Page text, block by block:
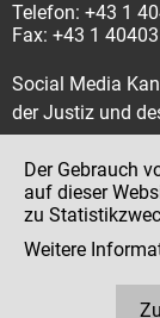
Telefon: +43 1
Fax: +43 1
Social Media
der Justiz und
Impressum
Datenschutz
Der Gebrauch
auf dieser
zu
Weitere